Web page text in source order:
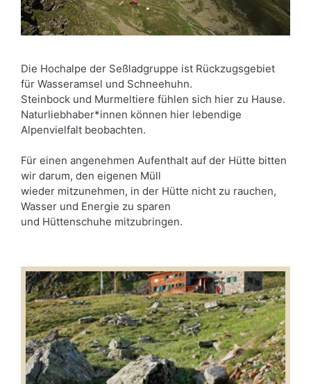
Die Hochalpe der Seßladgruppe ist Rückzugsgebiet
für Wasseramsel und Schneehuhn.
Steinbock und Murmeltiere fühlen sich hier zu Hause.
Naturliebhaber*innen können hier lebendige
Alpenvielfalt beobachten.
Für einen angenehmen Aufenthalt auf der Hütte bitten
wir darum, den eigenen Müll
wieder mitzunehmen, in der Hütte nicht zu rauchen,
Wasser und Energie zu sparen
und Hüttenschuhe mitzubringen.